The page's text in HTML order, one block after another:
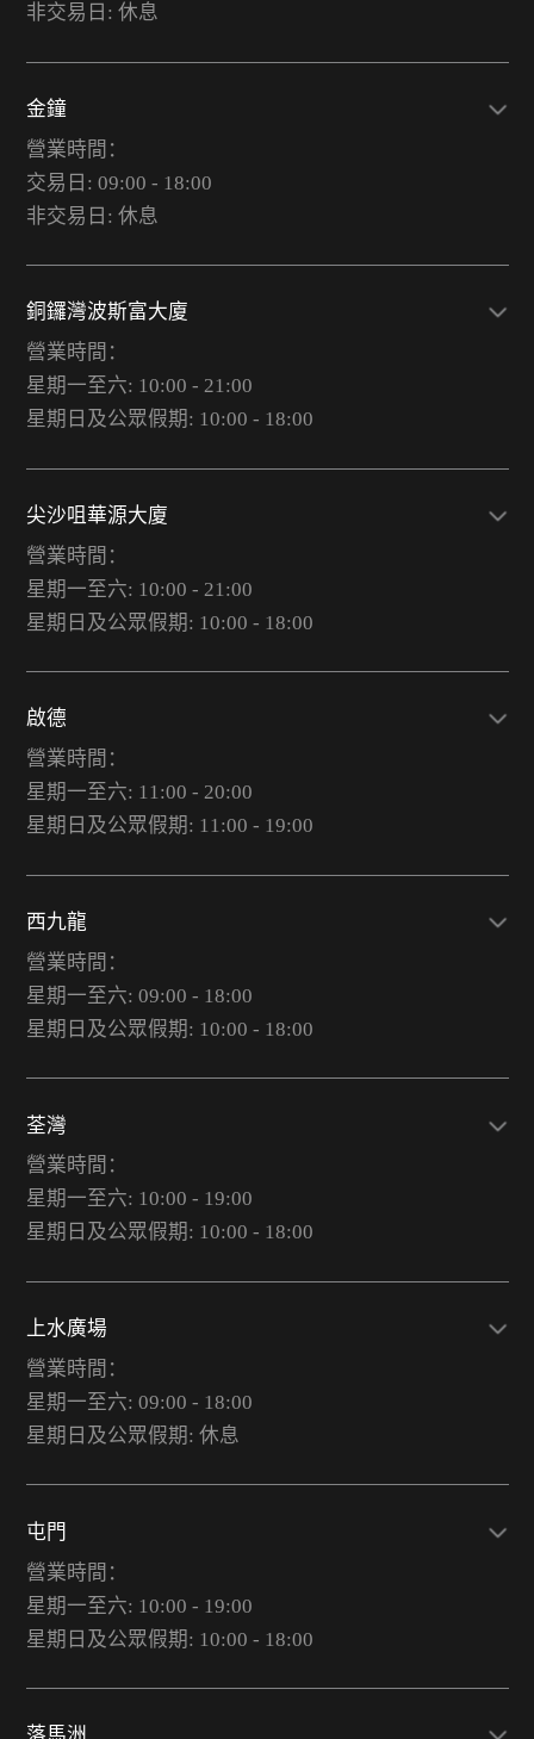
非交易日: 休息
金鐘
營業時間：
交易日: 09:00 - 18:00
非交易日: 休息
銅鑼灣波斯富大廈
營業時間：
星期一至六: 10:00 - 21:00
星期日及公眾假期: 10:00 - 18:00
尖沙咀華源大廈
營業時間：
星期一至六: 10:00 - 21:00
星期日及公眾假期: 10:00 - 18:00
啟德
營業時間：
星期一至六: 11:00 - 20:00
星期日及公眾假期: 11:00 - 19:00
西九龍
營業時間：
星期一至六: 09:00 - 18:00
星期日及公眾假期: 10:00 - 18:00
荃灣
營業時間：
星期一至六: 10:00 - 19:00
星期日及公眾假期: 10:00 - 18:00
上水廣場
營業時間：
星期一至六: 09:00 - 18:00
星期日及公眾假期: 休息
屯門
營業時間：
星期一至六: 10:00 - 19:00
星期日及公眾假期: 10:00 - 18:00